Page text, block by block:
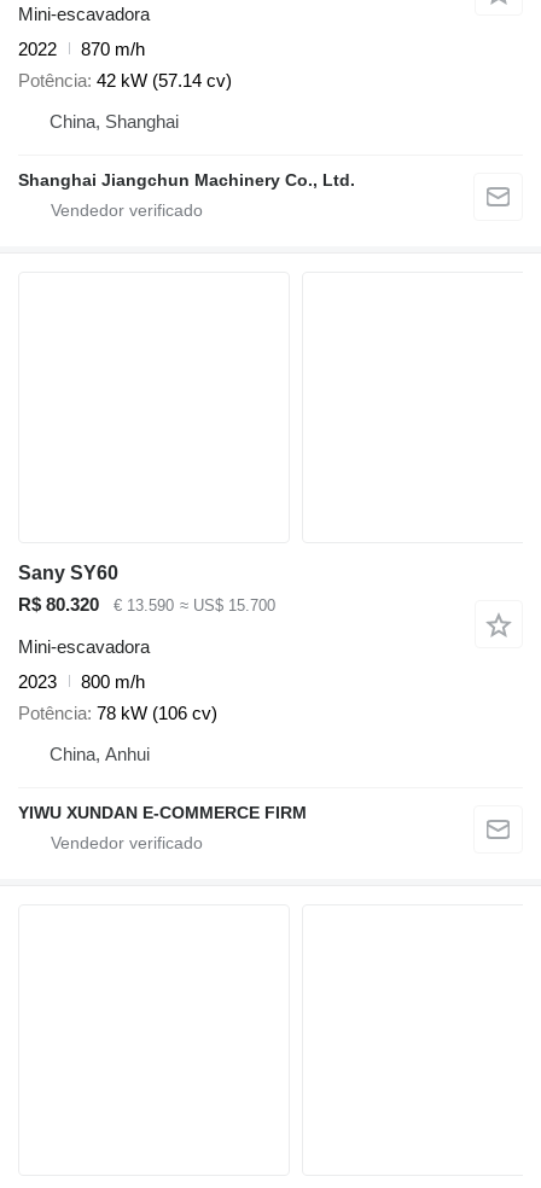
Mini-escavadora
2022
870 m/h
Potência 42 kW (57.14 cv)
China, Shanghai
Shanghai Jiangchun Machinery Co., Ltd.
Sany SY60
R$ 80.320
€ 13.590 ≈ US$ 15.700
Mini-escavadora
2023
800 m/h
Potência 78 kW (106 cv)
China, Anhui
YIWU XUNDAN E-COMMERCE FIRM